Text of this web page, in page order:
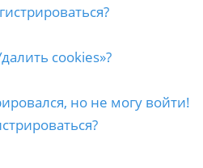
cookies»?
но не могу войти!